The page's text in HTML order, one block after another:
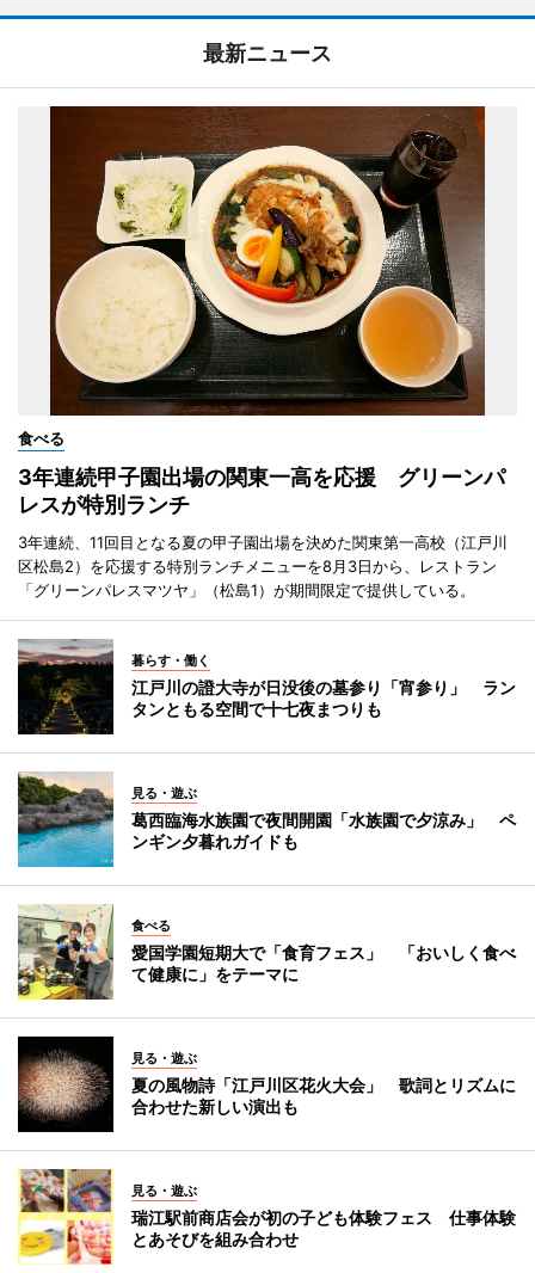
最新ニュース
食べる
3年連続甲子園出場の関東一高を応援 グリーンパ
レスが特別ランチ
3年連続、11回目となる夏の甲子園出場を決めた関東第一高校（江戸川
区松島2）を応援する特別ランチメニューを8月3日から、レストラン
「グリーンパレスマツヤ」（松島1）が期間限定で提供している。
暮らす・働く
江戸川の證大寺が日没後の墓参り「宵参り」 ラン
タンともる空間で十七夜まつりも
見る・遊ぶ
葛西臨海水族園で夜間開園「水族園で夕涼み」 ペ
ンギン夕暮れガイドも
食べる
愛国学園短期大で「食育フェス」 「おいしく食べ
て健康に」をテーマに
見る・遊ぶ
夏の風物詩「江戸川区花火大会」 歌詞とリズムに
合わせた新しい演出も
見る・遊ぶ
瑞江駅前商店会が初の子ども体験フェス 仕事体験
とあそびを組み合わせ